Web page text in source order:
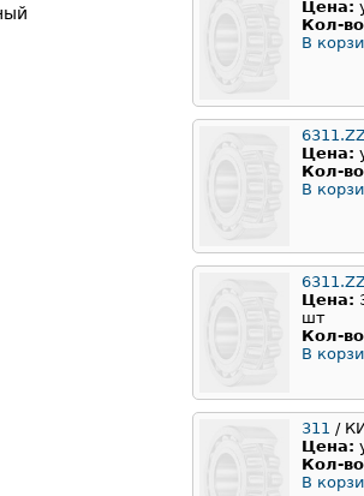
Цена:
Кол-
В
Цена:
Кол-
В
Цена:
шт
Кол-
В
311 /
Цена:
Кол-
В